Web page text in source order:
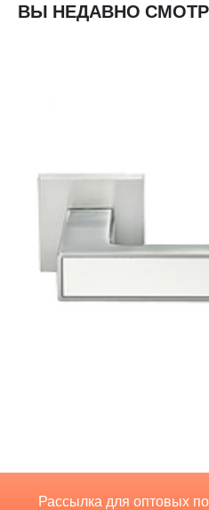
ВЫ НЕДАВНО
Рассылка для оптовых